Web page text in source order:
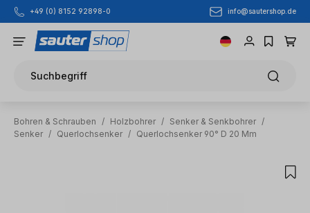
Zum Hauptinhalt springen
+49 (0) 8152 92898-0 info@sautershop.de
Suchbegriff
Bohren & Schrauben / Holzbohrer / Senker & Senkbohrer /
Senker / Querlochsenker / Querlochsenker 90° D 20 Mm